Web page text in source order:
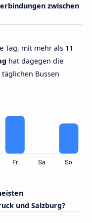
zwischen
Tag, mit mehr als 11
hat dagegen die
Bussen
und Salzburg?